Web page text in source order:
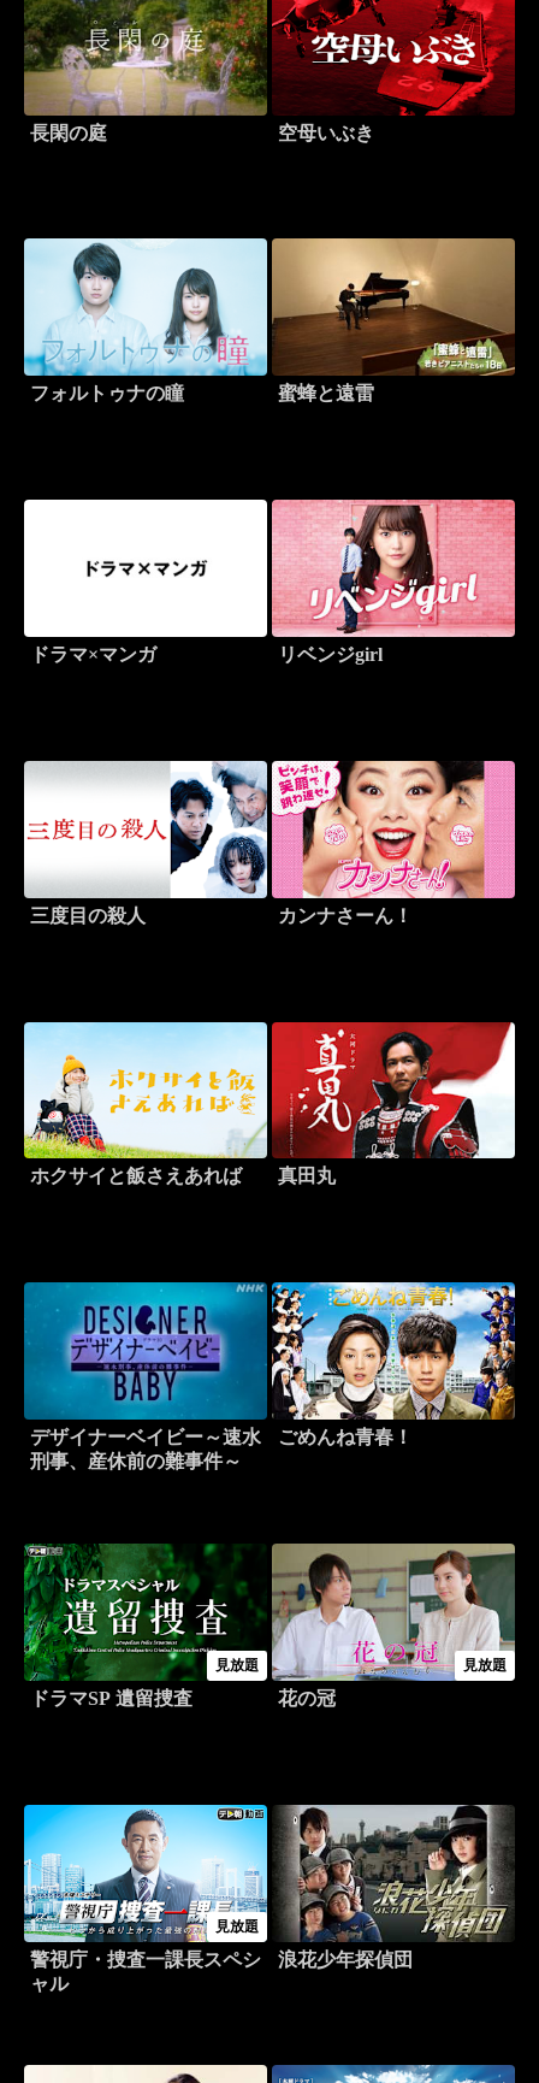
長閑の庭 空母いぶき
フォルトゥナの瞳 蜜蜂と遠雷
ドラマ×マンガ リベンジgirl
三度目の殺人 カンナさーん！
ホクサイと飯さえあれば 真田丸
デザイナーベイビー～速水
刑事、産休前の難事件～
ごめんね青春！
見放題
ドラマSP 遺留捜査
見放題
花の冠
見放題
警視庁・捜査一課長スペシ
ャル
浪花少年探偵団